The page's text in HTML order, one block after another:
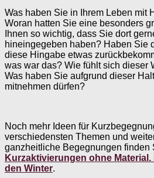
Was haben Sie in Ihrem Leben mit
Woran hatten Sie eine besonders
Ihnen so wichtig, dass Sie dort
hineingegeben haben? Haben Sie
diese Hingabe etwas
was war das? Wie fühlt sich dieser
Was haben Sie aufgrund dieser
mitnehmen dürfen?
Noch mehr Ideen für
verschiedensten Themen und
ganzheitliche Begegnungen finden
Kurzaktivierungen ohne
den Winter.